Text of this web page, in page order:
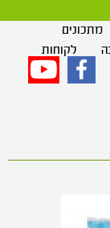
מתכונים
לקוחות
פייסבוק